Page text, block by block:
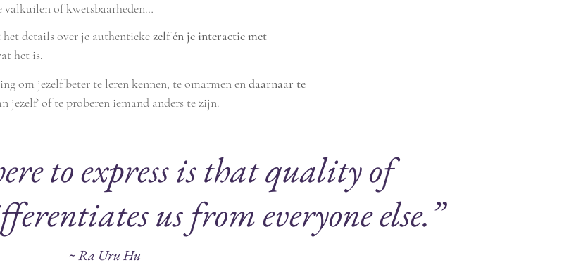
valkuilen of kwetsbaarheden…
het details over je authentiekezelf én je interactie met
het is.
om jezelf beter te leren kennen, te omarmen endaarnaar te
jezelf’ of te proberen iemand anders te zijn.
to express is that quality of
us fromeveryone else.”
~ Ra Uru Hu